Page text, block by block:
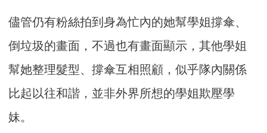
儘管仍有粉絲拍到身為忙內的她幫學姐撐傘、
倒垃圾的畫面，不過也有畫面顯示，其他學姐
幫她整理髮型、撐傘互相照顧，似乎隊內關係
比起以往和諧，並非外界所想的學姐欺壓學
妹。